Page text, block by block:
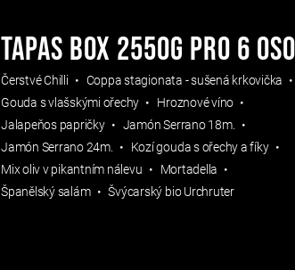
Tapas Box 2550g pro 6
Čerstvé Chilli
Coppa stagionata - sušená krkovička
Gouda s vlašskými ořechy
Hroznové víno
Jalapeňos papričky
Jamón Serrano 18m.
Jamón Serrano 24m.
Kozí gouda s ořechy a fíky
Mix oliv v pikantním nálevu
Mortadella
Španělský salám
Švýcarský bio Urchruter